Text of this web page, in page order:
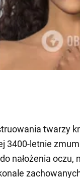
twarzy
3400-letnie
nałożenia oczu,